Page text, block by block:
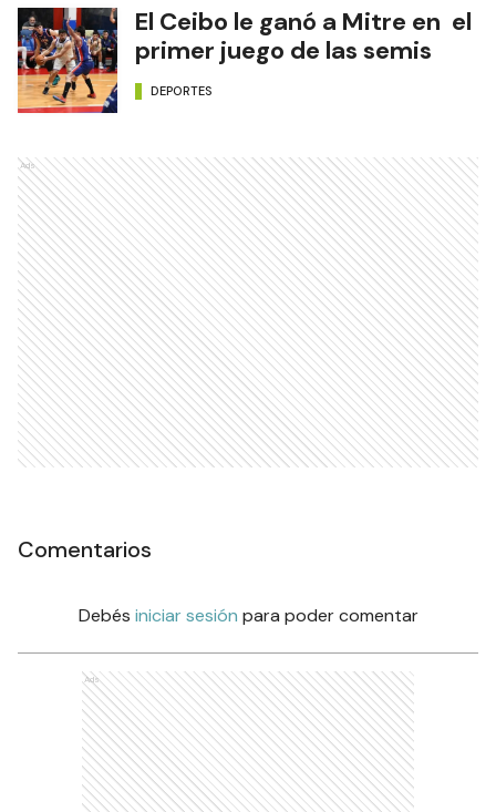
El Ceibo le ganó a Mitre en el
primer juego de las semis
DEPORTES
Ads
Comentarios
Debés iniciar sesión para poder comentar
Ads